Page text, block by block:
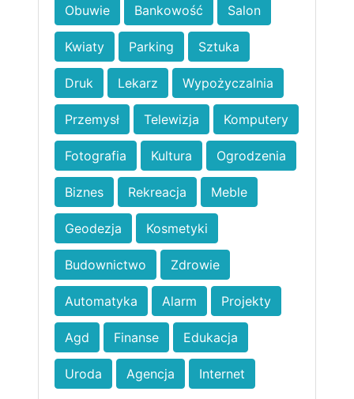
Obuwie Bankowość Salon
Kwiaty Parking Sztuka
Druk Lekarz Wypożyczalnia
Przemysł Telewizja Komputery
Fotografia Kultura Ogrodzenia
Biznes Rekreacja Meble
Geodezja Kosmetyki
Budownictwo Zdrowie
Automatyka Alarm Projekty
Agd Finanse Edukacja
Uroda Agencja Internet